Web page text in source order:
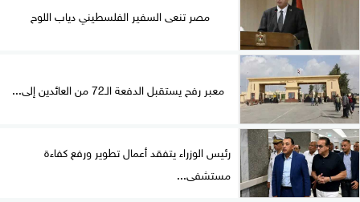
مصر تنعى السفير الفلسطيني دياب اللوح
معبر رفح يستقبل الدفعة الـ72 من العائدين إلى...
رئيس الوزراء يتفقد أعمال تطوير ورفع كفاءة
مستشفى...